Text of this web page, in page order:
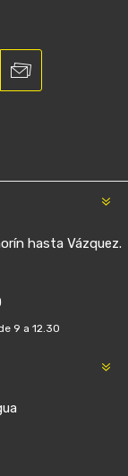
hasta Vázquez.
9 a 12.30